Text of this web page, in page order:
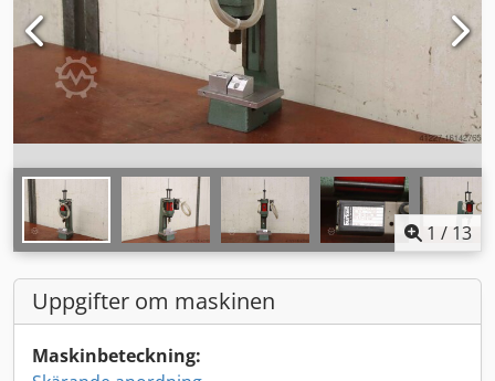
1 / 13
Uppgifter om maskinen
Maskinbeteckning: